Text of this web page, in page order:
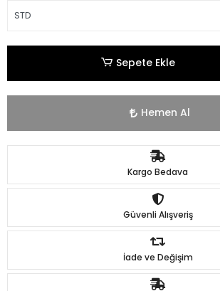
Sepete Ekle
Hemen Al
Kargo Bedava
Güvenli Alışveriş
İade ve Değişim